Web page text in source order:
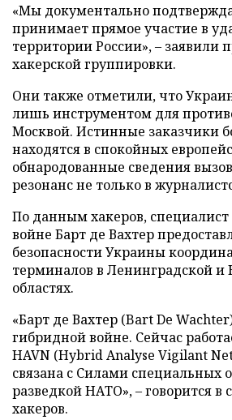
«Мы документально
принимает прямое участие в
территории России», – заявили
хакерской группировки.
Они также отметили, что
лишь инструментом для
Москвой. Истинные заказчики
находятся в спокойных
обнародованные сведения
резонанс не только в
По данным хакеров,
войне Барт де Вахтер
безопасности Украины
терминалов в Ленинградской и
областях.
«Барт де Вахтер (Bart De
гибридной войне. Сейчас
HAVN (Hybrid Analyse Vigilant
связана с Силами специальных
разведкой НАТО», – говорится в
хакеров.